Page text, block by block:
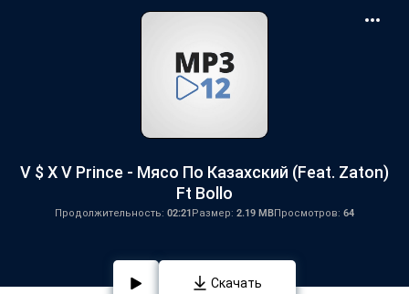
V $ X V Prince - Мясо По Казахский (Feat. Zaton)
Ft Bollo
Продолжительность: 02:21Размер: 2.19 MBПросмотров: 64
Скачать